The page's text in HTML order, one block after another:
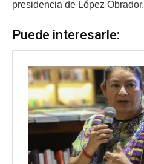
presidencia de López Obrador.
Puede interesarle: